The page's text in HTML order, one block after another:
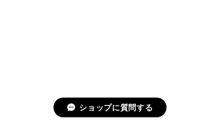
ショップに質問する